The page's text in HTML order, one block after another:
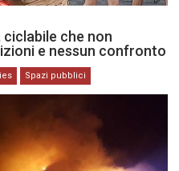
che non
e nessun confronto
Spazi pubblici